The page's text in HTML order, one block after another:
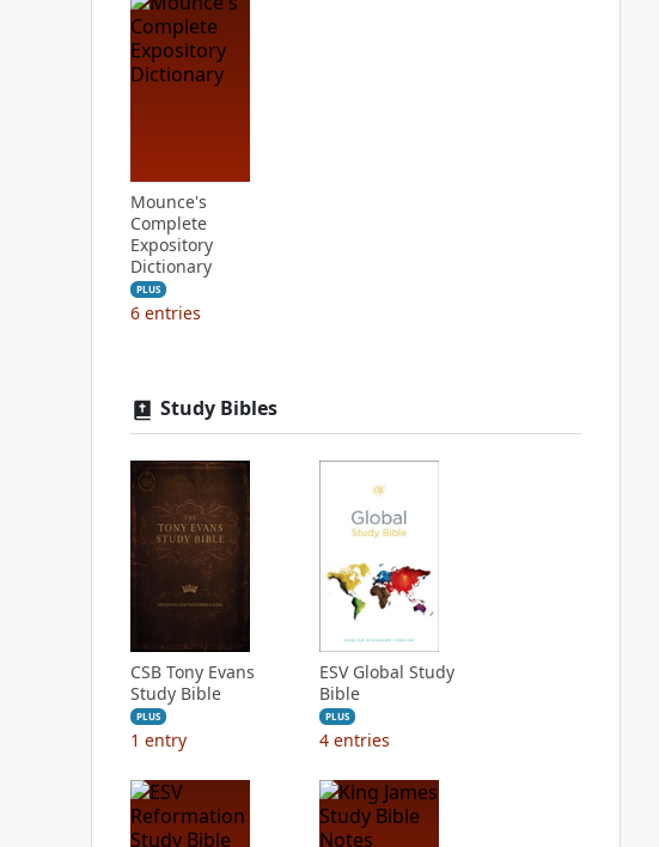
Mounce's
Complete
Expository
Dictionary
PLUS
6 entries
Study Bibles
CSB Tony Evans
Study Bible
PLUS
1 entry
ESV Global Study
Bible
PLUS
4 entries